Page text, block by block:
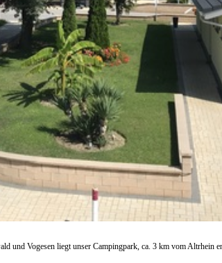
und Vogesen liegt unser Campingpark, ca. 3 km vom Altrhein